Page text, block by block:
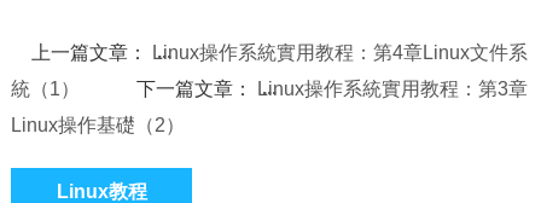
上一篇文章：
Linux操作系統實用教程：第4章Linux文件系
統（1）
下一篇文章：
Linux操作系統實用教程：第3章
Linux操作基礎（2）
Linux教程